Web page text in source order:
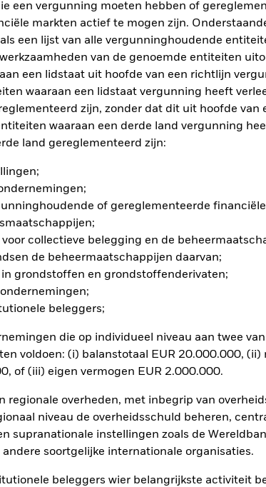
een vergunning moeten hebben of
markten actief te mogen zijn.
een lijst van alle vergunninghoudende
van de genoemde entiteiten
een lidstaat uit hoofde van een richtlijn
waaraan een lidstaat vergunning heeft
zijn, zonder dat dit uit hoofde van
waaraan een derde land vergunning
land gereglementeerd zijn:
of gereglementeerde
collectieve belegging en de
de beheermaatschappijen daarvan;
grondstoffen en grondstoffenderivaten;
beleggers;
die op individueel niveau aan twee
voldoen: (i) balanstotaal EUR 20.000.000,
of (iii) eigen vermogen EUR 2.000.000.
regionale overheden, met inbegrip van
niveau de overheidsschuld beheren,
supranationale instellingen zoals de
andere soortgelijke internationale organisaties.
beleggers wier belangrijkste activiteit
(VRW) worden aangehouden tot hun vastgestelde
wanneer hun nominale waarde op conto van het
de NIW bestaat uit hoogrentende VRW (van lage
en overheidsinstanties en door bedrijven die zijn
aankoop moeten dergelijke VRW een rating van B of
is blootgesteld.
beleggingen kunnen dalen en stijgen, en zijn niet
rechten van deelneming gedurende de volledige
blootgesteld zijn aan een verhoogd risico op
zullen de risico's die beleggers lopen gedurende elke
met bepaalde activiteiten die niet in
beleggingsuniversum een stuk kleiner worden en
van het Fonds in vergelijking met een fonds
met een rating lager dan beleggingskwaliteit
een hogere rating. Potentiële of werkelijke
over) voor andere aandelenklassen in het fonds
gebruikt om het besmettingsrisico voor andere
het fonds, kunt u een lijst van alle aandelenklassen
het woord 'Hedged' in de naam van de
aanvraag verkrijgbaar bij de beheermaatschappij van